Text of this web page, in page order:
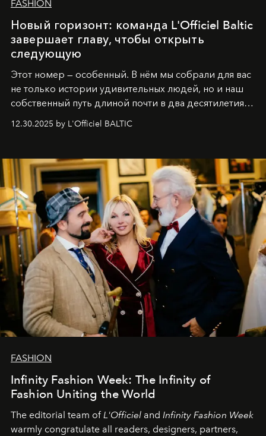
FASHION
Новый горизонт: команда L'Officiel Baltic
завершает главу, чтобы открыть
следующую
Этот номер — особенный. В нём мы собрали для вас
не только истории удивительных людей, но и наш
собственный путь длиной почти в два десятилетия.
Вместо привычного подведения итогов мы от всей
души говорим спасибо каждому, кто был с нами все
самыми искренними пожеланиями и теплом, ваша
командаL’Officiel Baltic .
12.30.2025 by L'Officiel BALTIC
FASHION
Infinity Fashion Week: The Infinity of
Fashion Uniting the World
The editorial team ofL'Officiel and Infinity Fashion Week
warmly congratulate all readers, designers, partners,